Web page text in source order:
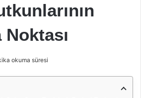
okuma süresi